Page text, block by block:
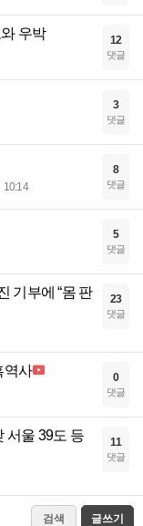
우박 12
댓글
3
댓글
10:14
8
댓글
5
댓글
기부에 “몸 판
23
댓글
역사 0
댓글
서울 39도 등
11
댓글
검색 글쓰기